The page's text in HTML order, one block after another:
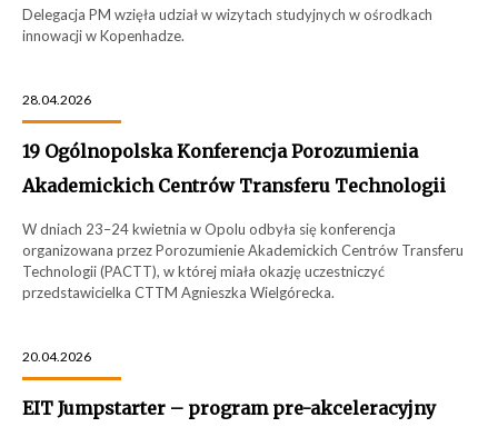
Delegacja PM wzięła udział w wizytach studyjnych w ośrodkach
innowacji w Kopenhadze.
28.04.2026
19 Ogólnopolska Konferencja Porozumienia
Akademickich Centrów Transferu Technologii
W dniach 23–24 kwietnia w Opolu odbyła się konferencja
organizowana przez Porozumienie Akademickich Centrów Transferu
Technologii (PACTT), w której miała okazję uczestniczyć
przedstawicielka CTTM Agnieszka Wielgórecka.
20.04.2026
EIT Jumpstarter – program pre-akceleracyjny